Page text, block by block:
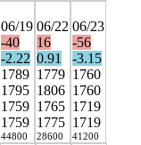
06/19
-40
-2.22
1789
1795
1759
1759
44800
06/22
16
0.91
1779
1806
1765
1775
28600
06/23
-56
-3.15
1760
1760
1719
1719
41200